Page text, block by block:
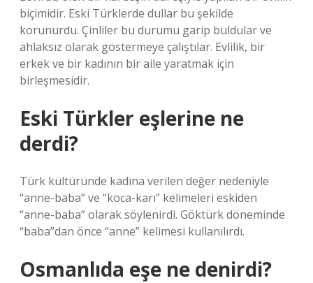
biçimidir. Eski Türklerde dullar bu şekilde
korunurdu. Çinliler bu durumu garip buldular ve
ahlaksız olarak göstermeye çalıştılar. Evlilik, bir
erkek ve bir kadının bir aile yaratmak için
birleşmesidir.
Eski Türkler eşlerine ne
derdi?
Türk kültüründe kadına verilen değer nedeniyle
“anne-baba” ve “koca-karı” kelimeleri eskiden
“anne-baba” olarak söylenirdi. Göktürk döneminde
“baba”dan önce “anne” kelimesi kullanılırdı.
Osmanlıda eşe ne denirdi?